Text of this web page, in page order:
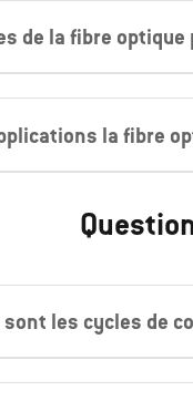
de la fibre
la fibre
sont les cycles de